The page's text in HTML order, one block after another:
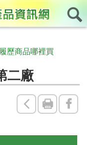
履歷商品哪裡買
二廠
回
友